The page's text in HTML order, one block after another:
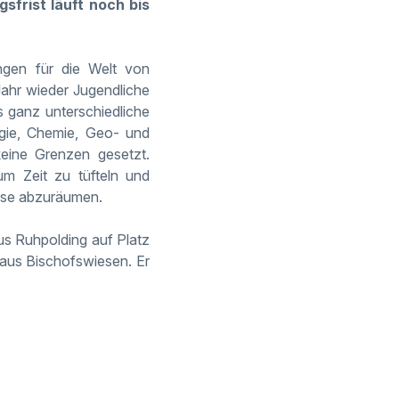
läuft noch bis
für die Welt von
wieder Jugendliche
unterschiedliche
Chemie, Geo- und
Grenzen gesetzt.
Zeit zu tüfteln und
abzuräumen.
Ruhpolding auf Platz
Bischofswiesen. Er